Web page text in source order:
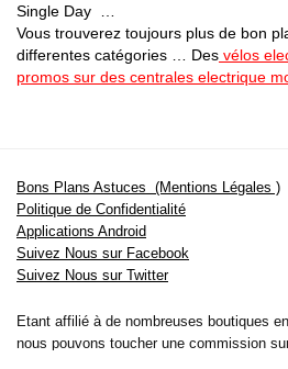
Single Day …
Vous trouverez toujours plus de bon
differentes catégories … Des vélos
promos sur des centrales electrique
Bons Plans Astuces (Mentions Légales )
Politique de Confidentialité
Applications Android
Suivez Nous sur Facebook
Suivez Nous sur Twitter
Etant affilié à de nombreuses boutiques
nous pouvons toucher une commission